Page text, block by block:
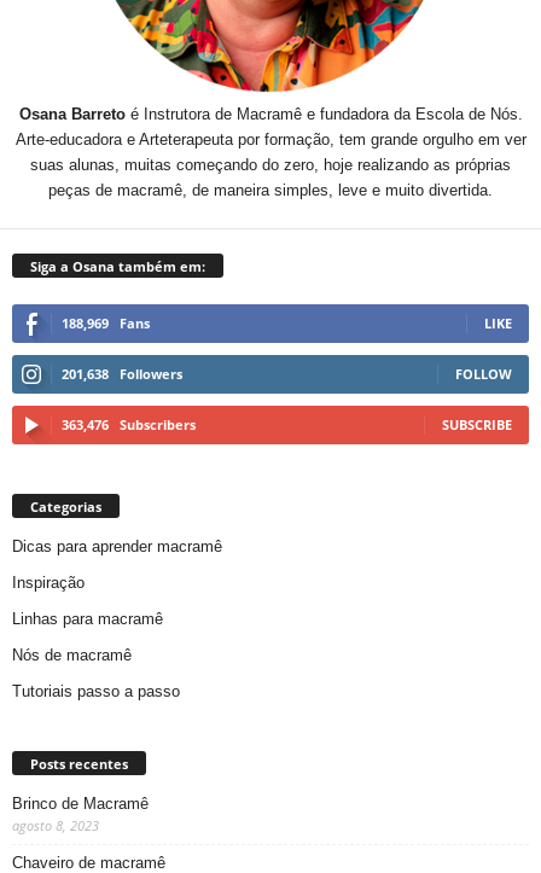
Osana Barretoé Instrutora de Macramê e fundadora da Escola de Nós.
Arte-educadora e Arteterapeuta por formação, tem grande orgulho em ver
suas alunas, muitas começando do zero, hoje realizando as próprias
peças de macramê, de maneira simples, leve e muito divertida.
Siga a Osana também em:
188,969 Fans LIKE
201,638 Followers FOLLOW
363,476 Subscribers SUBSCRIBE
Categorias
Dicas para aprender macramê
Inspiração
Linhas para macramê
Nós de macramê
Tutoriais passo a passo
Posts recentes
Brinco de Macramê
agosto 8, 2023
Chaveiro de macramê